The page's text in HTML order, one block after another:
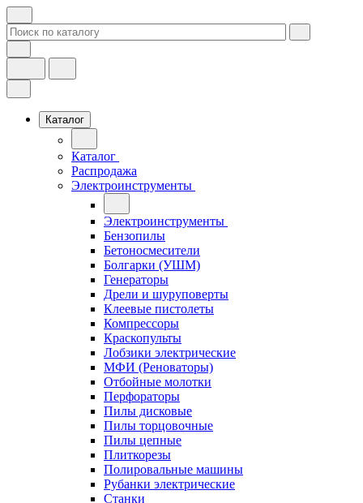
Каталог
Каталог
Распродажа
Электроинструменты
Электроинструменты
Бензопилы
Бетоносмесители
Болгарки (УШМ)
Генераторы
Дрели и шуруповерты
Клеевые пистолеты
Компрессоры
Краскопульты
Лобзики электрические
МФИ (Реноваторы)
Отбойные молотки
Перфораторы
Пилы дисковые
Пилы торцовочные
Пилы цепные
Плиткорезы
Полировальные машины
Рубанки электрические
Станки